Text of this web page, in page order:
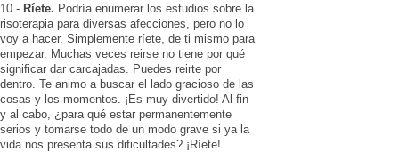
10.- Ríete. Podría enumerar los estudios sobre la
risoterapia para diversas afecciones, pero no lo
voy a hacer. Simplemente ríete, de ti mismo para
empezar. Muchas veces reirse no tiene por qué
significar dar carcajadas. Puedes reirte por
dentro. Te animo a buscar el lado gracioso de las
cosas y los momentos. ¡Es muy divertido! Al fin
y al cabo, ¿para qué estar permanentemente
serios y tomarse todo de un modo grave si ya la
vida nos presenta sus dificultades? ¡Ríete!